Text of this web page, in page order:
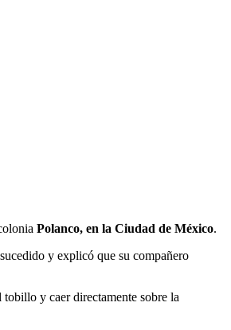
Polanco, en la Ciudad de México.
y explicó que su compañero
y caer directamente sobre la